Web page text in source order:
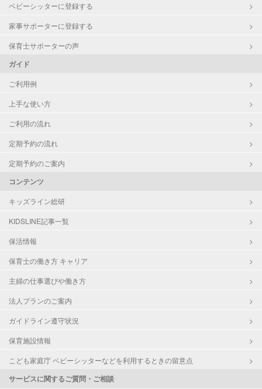
レッスン
お子様の撮影
ベビーシッターに登録する
家事サポーターに登録する
保育士サポーターの声
ガイド
ご利用例
上手な使い方
ご利用の流れ
定期予約の流れ
定期予約のご案内
コンテンツ
キッズライン総研
KIDSLINE記事一覧
保活情報
保育士の働き方 キャリア
主婦の仕事選びや働き方
法人プランのご案内
ガイドライン遵守状況
保育施設情報
こども家庭庁 ベビーシッターなどを利用するときの留意点
サービスに関するご質問・ご相談